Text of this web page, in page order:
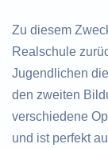
Zu diesem
Realschule
Jugendlichen
den zweiten
verschiedene
und ist perfekt